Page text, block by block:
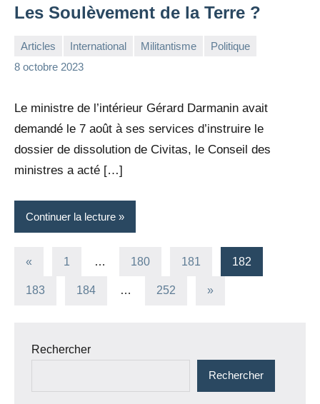
Les Soulèvement de la Terre ?
Articles International Militantisme
Politique
8 octobre 2023
la
Aucun
Le ministre de l’intérieur Gérard Darmanin avait
demandé le 7 août à ses services d’instruire le
dossier de dissolution de Civitas, le Conseil des
ministres a acté […]
Continuer la lecture
Pagination
des
« Publications
1 … 180 181 182
183 184 … 252
Articles
»
Rechercher
Rechercher